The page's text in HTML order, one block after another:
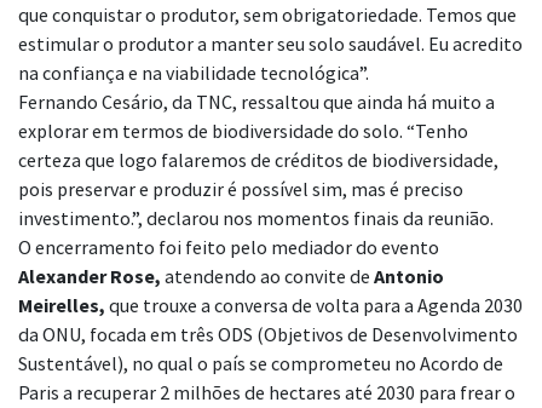
que conquistar o produtor, sem obrigatoriedade. Temos que
estimular o produtor a manter seu solo saudável. Eu acredito
na confiança e na viabilidade tecnológica”.
Fernando Cesário, da TNC, ressaltou que ainda há muito a
explorar em termos de biodiversidade do solo. “Tenho
certeza que logo falaremos de créditos de biodiversidade,
pois preservar e produzir é possível sim, mas é preciso
investimento.”, declarou nos momentos finais da reunião.
O encerramento foi feito pelo mediador do evento
Alexander Rose, atendendo ao convite de Antonio
Meirelles, que trouxe a conversa de volta para a Agenda 2030
da ONU, focada em três ODS (Objetivos de Desenvolvimento
Sustentável), no qual o país se comprometeu no Acordo de
Paris a recuperar 2 milhões de hectares até 2030 para frear o